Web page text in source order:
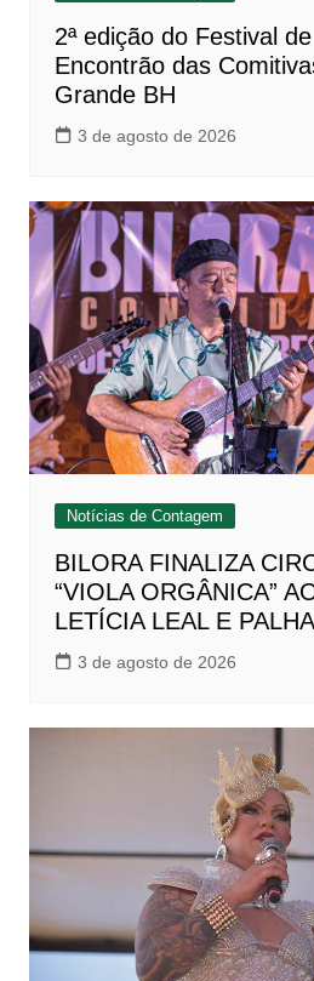
2ª edição do Festival
Encontrão das
Grande BH
3 de agosto de 2026
Notícias de Contagem
BILORA FINALIZA
“VIOLA ORGÂNICA”
LETÍCIA LEAL E
3 de agosto de 2026